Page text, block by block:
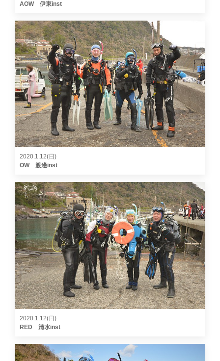
AOW 伊東inst
2020.1.12(日)
OW 渡邊inst
2020.1.12(日)
RED 清水inst